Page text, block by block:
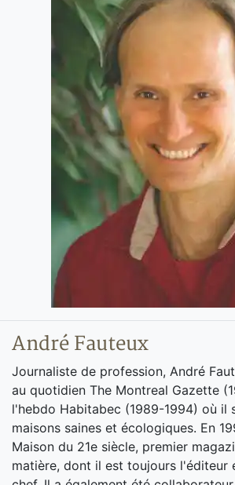
André Fauteux
Journaliste de profession, André
au quotidien The Montreal Gazette
l'hebdo Habitabec (1989-1994) où il
maisons saines et écologiques. En
Maison du 21e siècle, premier
matière, dont il est toujours l'éditeur